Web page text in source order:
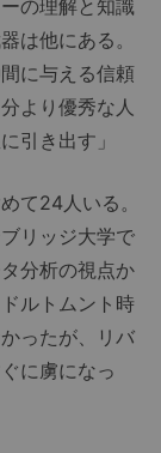
の理解と知識
は他にある。
に与える信頼
より優秀な人
引き出す」
て24人いる。
リッジ大学で
分析の視点か
ルトムント時
ったが、リバ
に虜になっ